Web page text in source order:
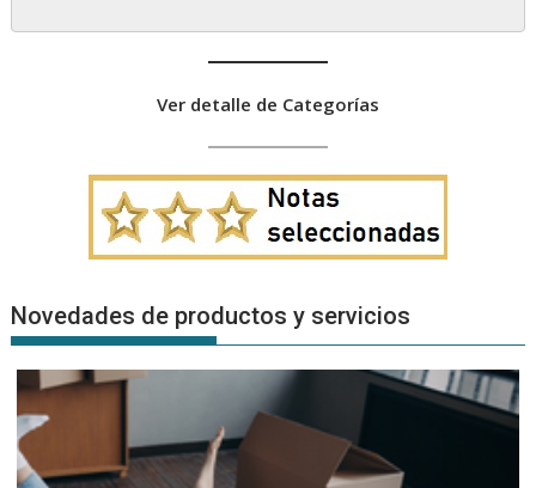
Ver detalle de Categorías
Novedades de productos y servicios